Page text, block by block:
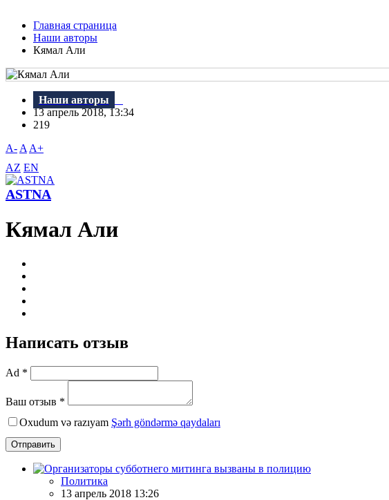
Главная страница
Наши авторы
Кямал Али
Наши авторы
13 апрель 2018, 13:34
219
A- A A+
AZ EN
ASTNA
Кямал Али
Написать отзыв
Ad *
Ваш отзыв *
Oxudum və razıyam Şərh göndərmə qaydaları
Отправить
Политика
13 апрель 2018 13:26